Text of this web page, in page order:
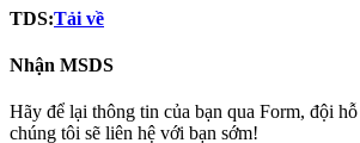
TDS:Tải về
Nhận MSDS
Hãy để lại thông tin của bạn qua Form, đội
chúng tôi sẽ liên hệ với bạn sớm!